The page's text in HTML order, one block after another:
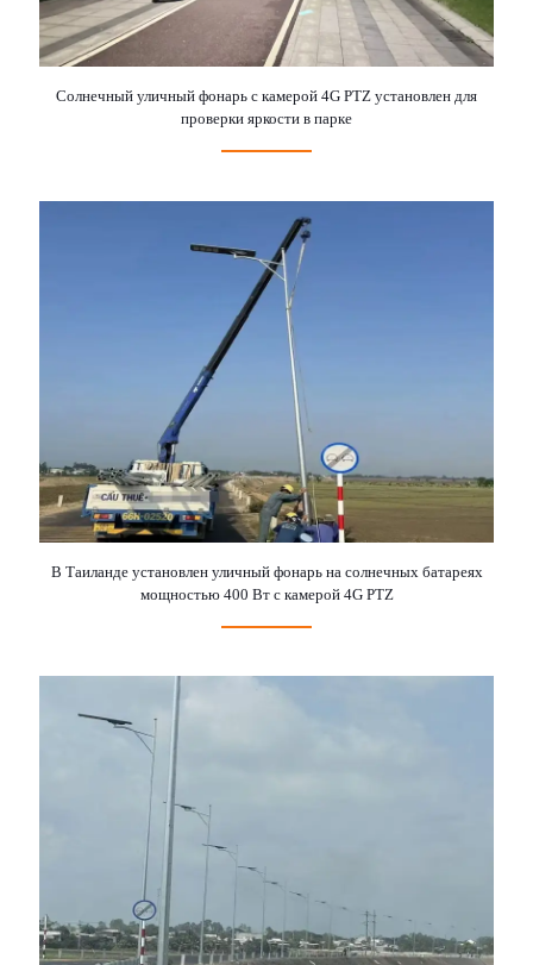
Солнечный уличный фонарь с камерой 4G PTZ установлен для
проверки яркости в парке
В Таиланде установлен уличный фонарь на солнечных батареях
мощностью 400 Вт с камерой 4G PTZ